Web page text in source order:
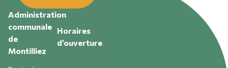
Administration
communale
de
Montilliez
Horaires
d’ouverture